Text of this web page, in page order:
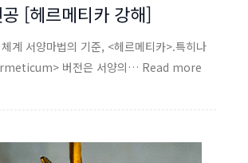
[헤르메티카 강해]
계 서양마법의 기준, <헤르메티카>.특히나
버전은 서양의… Read more